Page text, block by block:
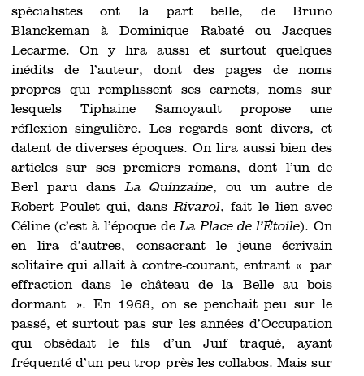
spécialistes ont la part belle, de Bruno
Blanckeman à Dominique Rabaté ou Jacques
Lecarme. On y lira aussi et surtout quelques
inédits de l’auteur, dont des pages de noms
propres qui remplissent ses carnets, noms sur
lesquels Tiphaine Samoyault propose une
réflexion singulière. Les regards sont divers, et
datent de diverses époques. On lira aussi bien des
articles sur ses premiers romans, dont l’un de
Berl paru dansLa Quinzaine, ou un autre de
Robert Poulet qui, dans Rivarol, fait le lien avec
Céline (c’est à l’époque deLa Place de l’Étoile). On
en lira d’autres, consacrant le jeune écrivain
solitaire qui allait à contre-courant, entrant « par
effraction dans le château de la Belle au bois
dormant ». En 1968, on se penchait peu sur le
passé, et surtout pas sur les années d’Occupation
qui obsédait le fils d’un Juif traqué, ayant
fréquenté d’un peu trop près les collabos. Mais sur